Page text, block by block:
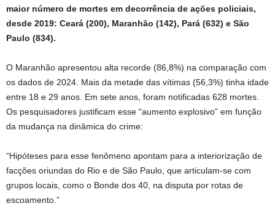
maior número de mortes em decorrência de ações policiais,
desde 2019: Ceará (200), Maranhão (142), Pará (632) e São
Paulo (834).
O Maranhão apresentou alta recorde (86,8%) na comparação com
os dados de 2024. Mais da metade das vítimas (56,3%) tinha idade
entre 18 e 29 anos. Em sete anos, foram notificadas 628 mortes.
Os pesquisadores justificam esse “aumento explosivo” em função
da mudança na dinâmica do crime:
“Hipóteses para esse fenômeno apontam para a interiorização de
facções oriundas do Rio e de São Paulo, que articulam-se com
grupos locais, como o Bonde dos 40, na disputa por rotas de
escoamento.”